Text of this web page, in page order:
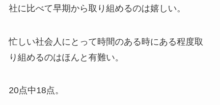
社に比べて早期から取り組めるのは嬉しい。
忙しい社会人にとって時間のある時にある程度取
り組めるのはほんと有難い。
20点中18点。